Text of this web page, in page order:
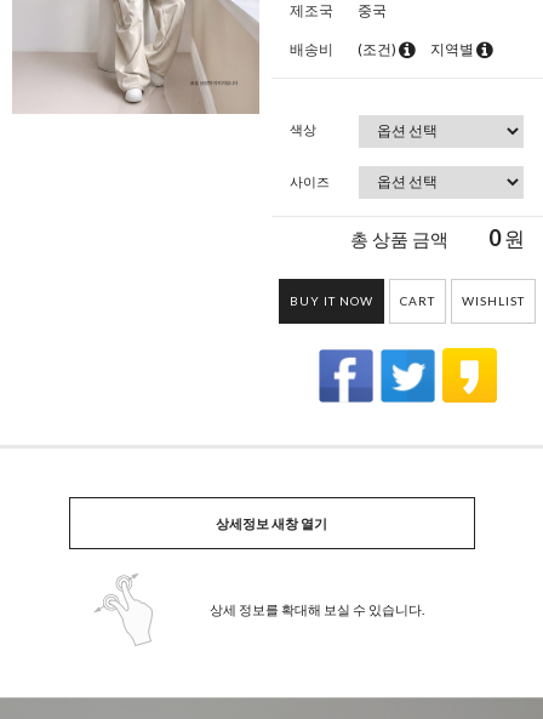
제조국 중국
배송비 (조건) 지역별
색상
사이즈
총 상품 금액 0원
BUY IT NOW CART WISHLIST
상세정보 새창 열기
상세 정보를 확대해 보실 수 있습니다.